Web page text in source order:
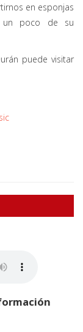
en esponjas
un poco de su
puede visitar